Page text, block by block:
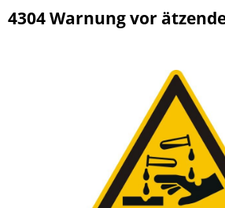
4304 Warnung vor